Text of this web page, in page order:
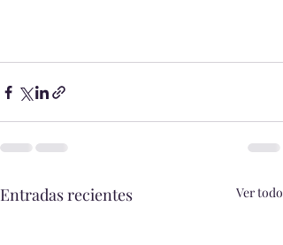
Entradas recientes Ver todo